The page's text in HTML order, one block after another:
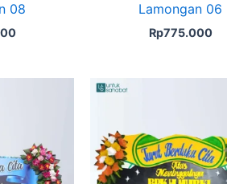
08
Lamongan 06
Rp775.000
Current
Rp1.699.000.